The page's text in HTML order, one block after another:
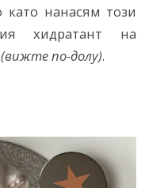
като нанасям този
хидратант на
по-долу).